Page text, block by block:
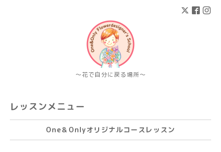
〜花で自分に戻る場所〜
レッスンメニュー
One＆Onlyオリジナルコースレッスン